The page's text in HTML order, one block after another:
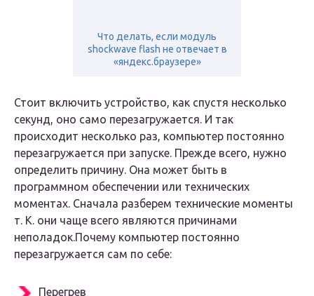
Что делать, если модуль
shockwave flash не отвечает в
«яндекс.браузере»
Стоит включить устройство, как спустя несколько
секунд, оно само перезагружается. И так
происходит несколько раз, компьютер постоянно
перезагружается при запуске. Прежде всего, нужно
определить причину. Она может быть в
программном обеспечении или технических
моментах. Сначала разберем технические моменты
т. К. они чаще всего являются причинами
неполадок.Почему компьютер постоянно
перезагружается сам по себе:
Перегрев